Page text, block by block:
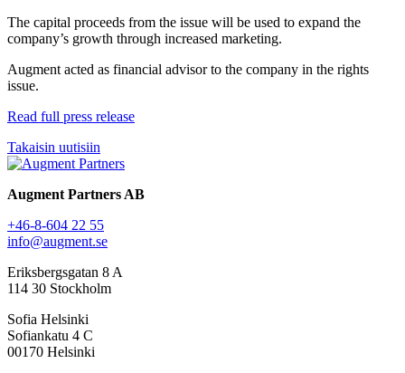
The capital proceeds from the issue will be used to expand the
company’s growth through increased marketing.
Augment acted as financial advisor to the company in the rights
issue.
Read full press release
Takaisin uutisiin
Augment Partners AB
+46-8-604 22 55
info@augment.se
Eriksbergsgatan 8 A
114 30 Stockholm
Sofia Helsinki
Sofiankatu 4 C
00170 Helsinki